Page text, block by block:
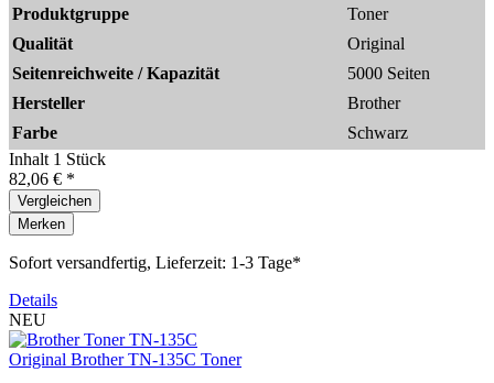
Produktgruppe
Toner
Qualität
Original
Seitenreichweite / Kapazität
5000 Seiten
Hersteller
Brother
Farbe
Schwarz
Inhalt 1 Stück
82,06 € *
Vergleichen
Merken
Sofort versandfertig, Lieferzeit: 1-3 Tage*
Details
NEU
Original Brother TN-135C Toner